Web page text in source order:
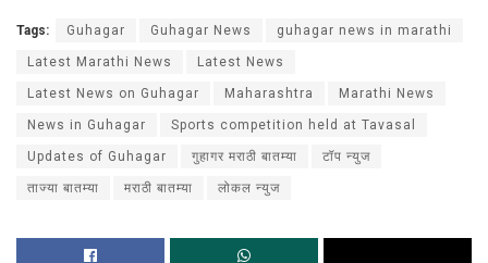
Tags: Guhagar Guhagar News guhagar news in marathi
Latest Marathi News Latest News
Latest News on Guhagar Maharashtra Marathi News
News in Guhagar Sports competition held at Tavasal
Updates of Guhagar गुहागर मराठी बातम्या टॉप न्युज
ताज्या बातम्या मराठी बातम्या लोकल न्युज